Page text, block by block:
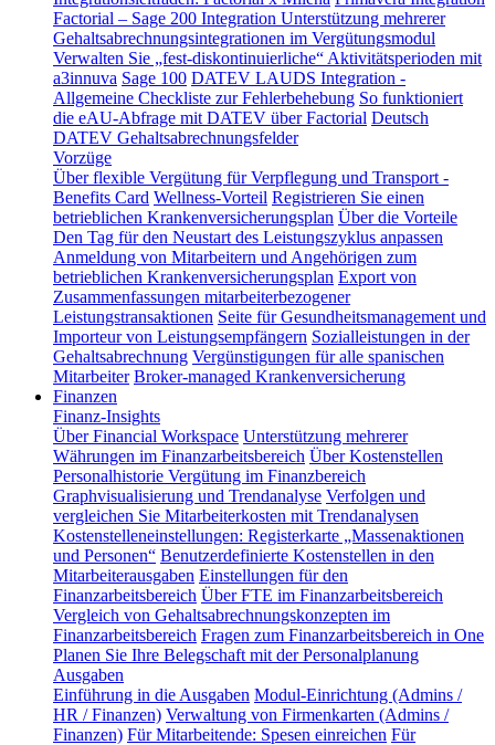
Factorial – Sage 200 Integration Unterstützung mehrerer
Gehaltsabrechnungsintegrationen im Vergütungsmodul
Verwalten Sie „fest-diskontinuierliche“ Aktivitätsperioden mit
a3innuva Sage 100 DATEV LAUDS Integration -
Allgemeine Checkliste zur Fehlerbehebung So funktioniert
die eAU-Abfrage mit DATEV über Factorial Deutsch
DATEV Gehaltsabrechnungsfelder
Vorzüge
Über flexible Vergütung für Verpflegung und Transport -
Benefits Card Wellness-Vorteil Registrieren Sie einen
betrieblichen Krankenversicherungsplan Über die Vorteile
Den Tag für den Neustart des Leistungszyklus anpassen
Anmeldung von Mitarbeitern und Angehörigen zum
betrieblichen Krankenversicherungsplan Export von
Zusammenfassungen mitarbeiterbezogener
Leistungstransaktionen Seite für Gesundheitsmanagement und
Importeur von Leistungsempfängern Sozialleistungen in der
Gehaltsabrechnung Vergünstigungen für alle spanischen
Mitarbeiter Broker-managed Krankenversicherung
Finanzen
Finanz-Insights
Über Financial Workspace Unterstützung mehrerer
Währungen im Finanzarbeitsbereich Über Kostenstellen
Personalhistorie Vergütung im Finanzbereich
Graphvisualisierung und Trendanalyse Verfolgen und
vergleichen Sie Mitarbeiterkosten mit Trendanalysen
Kostenstelleneinstellungen: Registerkarte „Massenaktionen
und Personen“ Benutzerdefinierte Kostenstellen in den
Mitarbeiterausgaben Einstellungen für den
Finanzarbeitsbereich Über FTE im Finanzarbeitsbereich
Vergleich von Gehaltsabrechnungskonzepten im
Finanzarbeitsbereich Fragen zum Finanzarbeitsbereich in One
Planen Sie Ihre Belegschaft mit der Personalplanung
Ausgaben
Einführung in die Ausgaben Modul-Einrichtung (Admins /
HR / Finanzen) Verwaltung von Firmenkarten (Admins /
Finanzen) Für Mitarbeitende: Spesen einreichen Für